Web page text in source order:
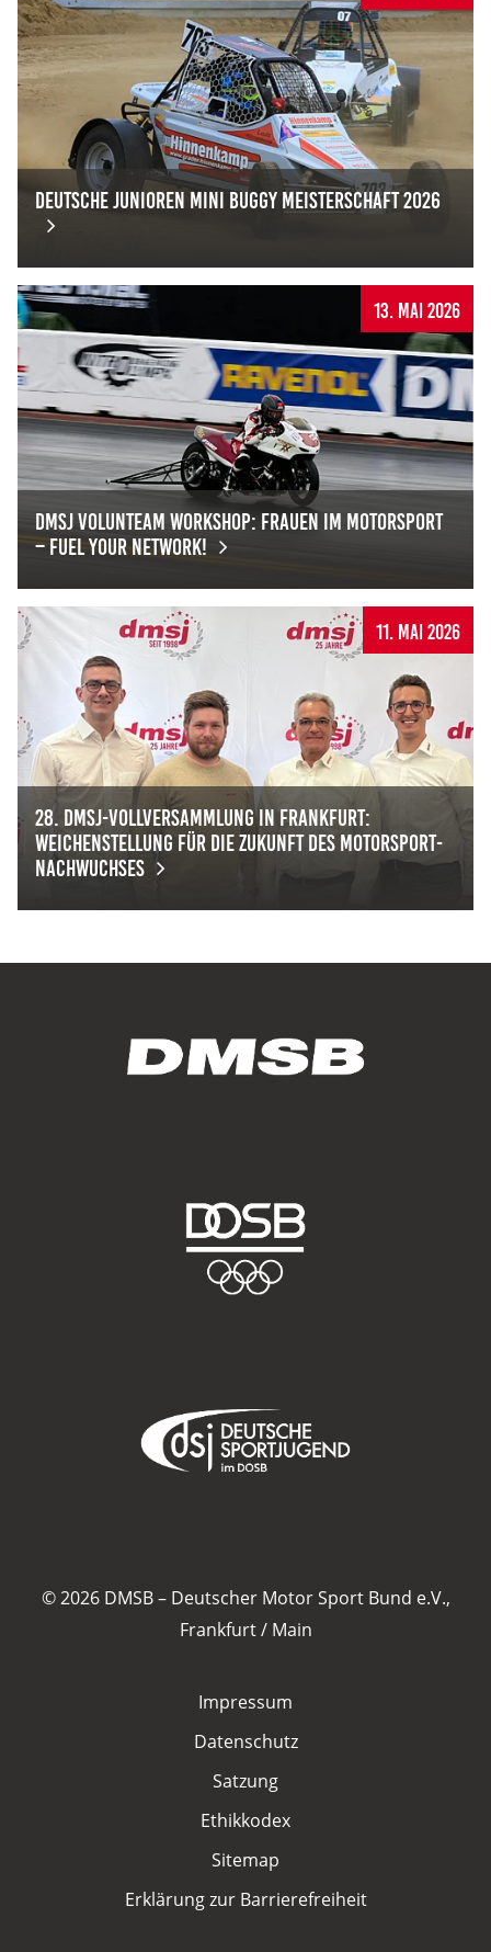
Deutsche Junioren Mini Buggy Meisterschaft 2026
Deutsche Junioren Mini Buggy Meisterschaft 2026
13. Mai 2026
dmsj Volunteam Workshop: Frauen im Motorsport
– Fuel Your Network!
dmsj Volunteam Workshop: Frauen im Motorsport –
11. Mai 2026
28. dmsj-Vollversammlung in Frankfurt:
Weichenstellung für die Zukunft des Motorsport-
Nachwuchses
© 2026 DMSB – Deutscher Motor Sport Bund e.V.,
Frankfurt / Main
Impressum
Datenschutz
Satzung
Ethikkodex
Sitemap
Erklärung zur Barrierefreiheit